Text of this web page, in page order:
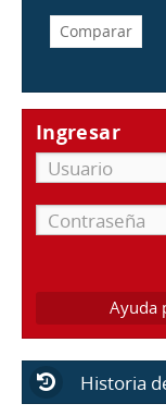
Ingresar
Ayuda
Historia